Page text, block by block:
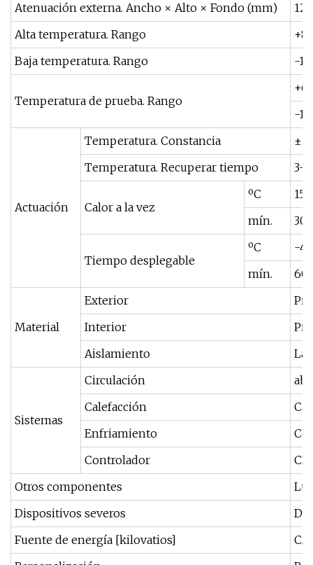
Atenuación externa. Ancho × Alto × Fondo (mm)
Alta temperatura. Rango
Baja temperatura. Rango
-
Temperatura de prueba. Rango
-
Actuación
Temperatura. Constancia
±
Temperatura. Recuperar tiempo
3--
Calor a la vez
ºC
150
mín.
30
Tiempo desplegable
ºC
-
mín.
60
Material
Exterior
Interior
Aislamiento
Sistemas
Circulación
Calefacción
Enfriamiento
Controlador
Otros componentes
Dispositivos severos
Fuente de energía [kilovatios]
CA